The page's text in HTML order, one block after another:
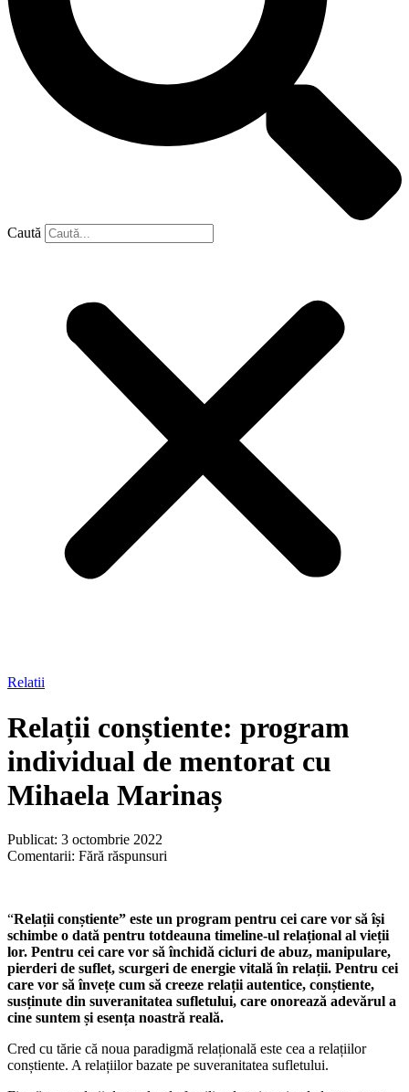
Caută
Relatii
Relații conștiente: program
individual de mentorat cu
Mihaela Marinaș
Publicat: 3 octombrie 2022
Comentarii: Fără răspunsuri
“Relații conștiente” este un program pentru cei care vor să își
schimbe o dată pentru totdeauna timeline-ul relațional al vieții
lor. Pentru cei care vor să închidă cicluri de abuz, manipulare,
pierderi de suflet, scurgeri de energie vitală în relații. Pentru cei
care vor să învețe cum să creeze relații autentice, conștiente,
susținute din suveranitatea sufletului, care onorează adevărul a
cine suntem și esența noastră reală.
Cred cu tărie că noua paradigmă relațională este cea a relațiilor
conștiente. A relațiilor bazate pe suveranitatea sufletului.